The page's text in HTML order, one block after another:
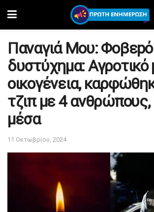
Παναγιά Μου: Φοβεpό
δυστύχημα: Αγροτικό
οικογένεια,
τζιπ με 4 ανθρώπους,
μέσα
11 Οκτωβρίου, 2024